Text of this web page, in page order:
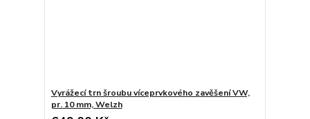
Vyrážecí trn šroubu víceprvkového zavěšení VW,
pr. 10 mm, Welzh